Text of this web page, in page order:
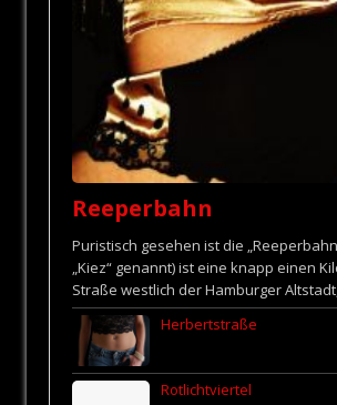
Reeperbahn
Puristisch gesehen ist die
„Kiez“ genannt) ist eine knapp einen
Straße westlich der Hamburger
Herbertstraße
Rotlichtviertel